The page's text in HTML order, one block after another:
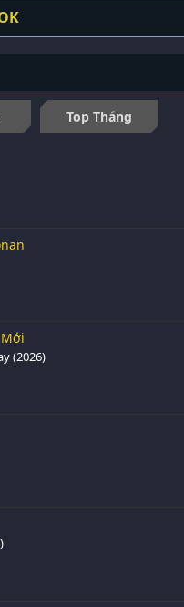
Top Tháng
(2026)